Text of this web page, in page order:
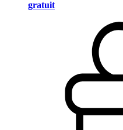
gratuit